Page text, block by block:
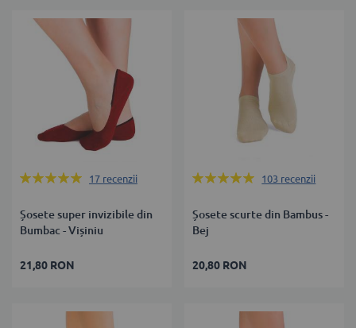
Rating:
17 recenzii
Șosete super invizibile din
Bumbac - Vișiniu
21,80 RON
Rating:
103 recenzii
Șosete scurte din Bambus -
Bej
20,80 RON